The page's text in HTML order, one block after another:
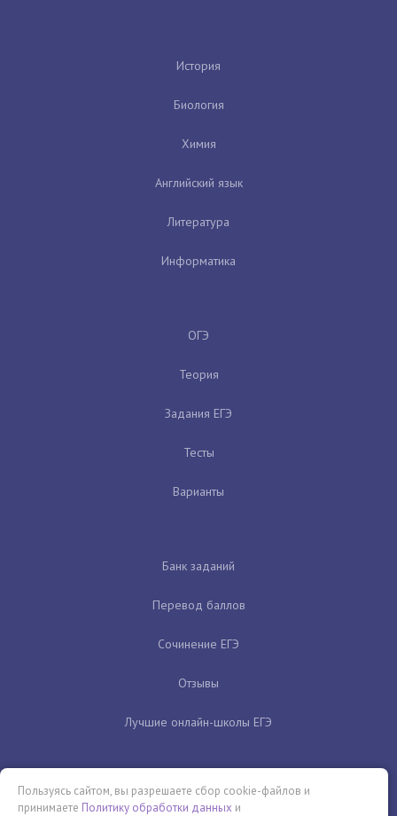
История
Биология
Химия
Английский язык
Литература
Информатика
ОГЭ
Теория
Задания ЕГЭ
Тесты
Варианты
Банк заданий
Перевод баллов
Сочинение ЕГЭ
Отзывы
Лучшие онлайн-школы ЕГЭ
Пользуясь сайтом, вы разрешаете сбор cookie-файлов и
принимаете Политику обработки данных и